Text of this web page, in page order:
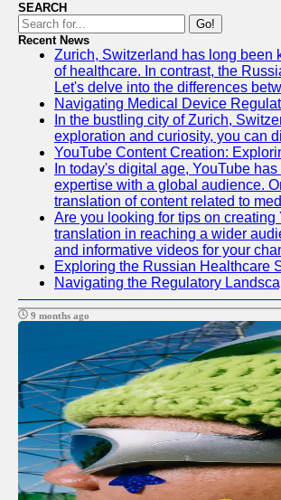
SEARCH
Go!
Recent News
Zurich, Switzerland has long been
of healthcare. In contrast, the
Let's delve into the differences
Navigating Medical Device
In the bustling city of Zurich,
exploration and curiosity, you can
YouTube Content Creation:
In today's digital age, YouTube
expertise with a global audience.
translation of content related to
Are you looking for tips on
translation in reaching a wider
and informative videos for your
Exploring the Russian Healthcare
Navigating the Regulatory
9 months ago